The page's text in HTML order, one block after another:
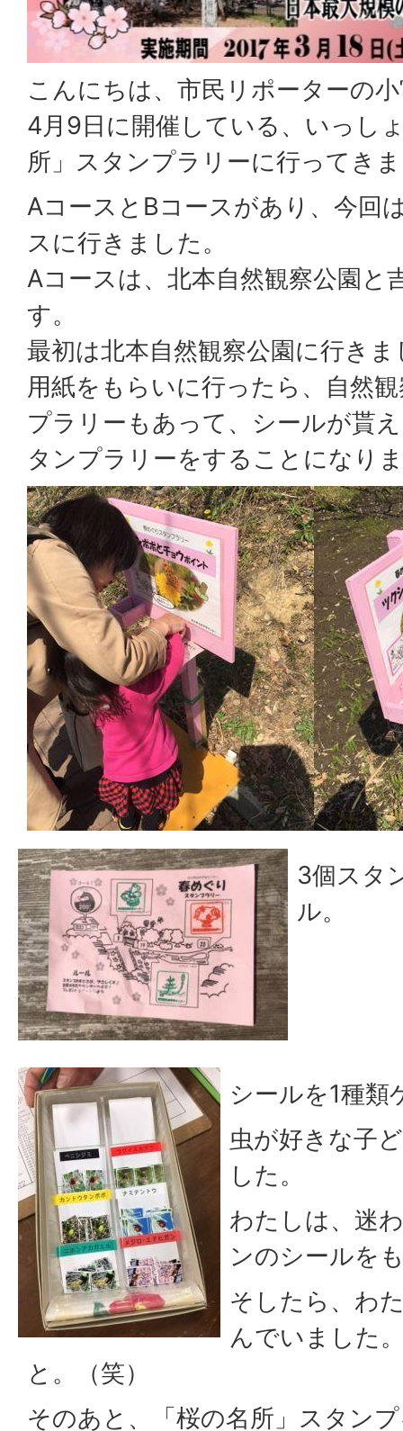
こんにちは、市民リポーターの
4月9日に開催している、いっし
所」スタンプラリーに行ってき
AコースとBコースがあり、今回
スに行きました。
Aコースは、北本自然観察公園と
す。
最初は北本自然観察公園に行きま
用紙をもらいに行ったら、自然
プラリーもあって、シールが貰
タンプラリーをすることになり
3個スタ
ル。
シールを1種類
虫が好きな子
した。
わたしは、迷
ンのシールを
そしたら、わ
んでいました
と。（笑）
そのあと、「桜の名所」スタン